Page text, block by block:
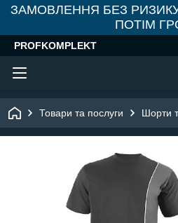
ЗАМОВЛЕННЯ БЕЗ
ПОТІМ
PROFKOMPLEKT
Товари та послуги Шорти